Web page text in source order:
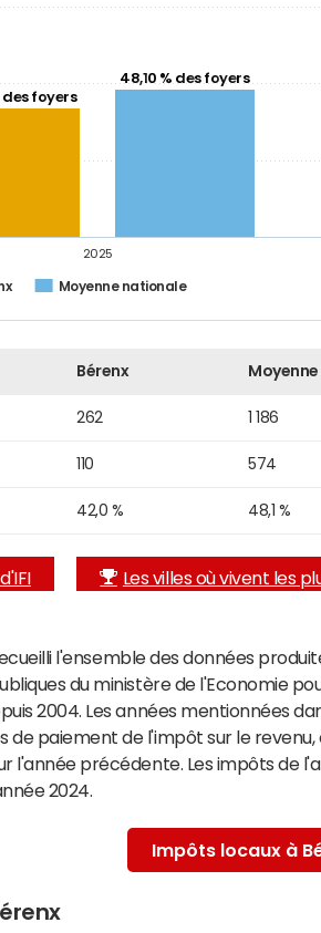
des foyers
48,10 % des foyers
Moyenne nationale
2025
Bérenx
262 1 186
110 574
42,0 % 48,1 %
Les villes où vivent les
l'ensemble des données
du ministère de l'Economie
2004. Les années mentionnées
de paiement de l'impôt sur le revenu,
l'année précédente. Les impôts de
2024.
Impôts locaux à